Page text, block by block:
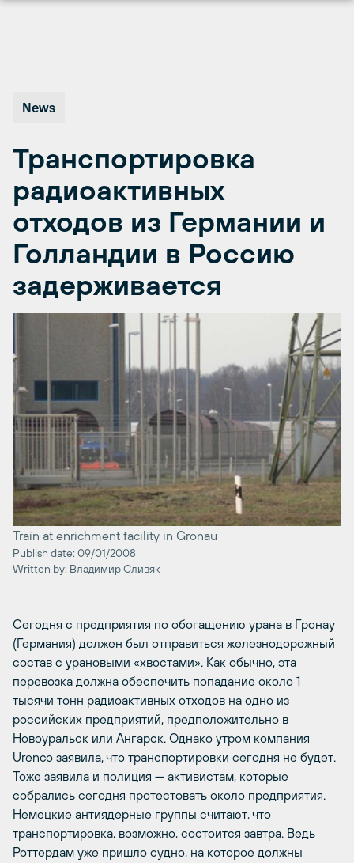
News
Транспортировка
радиоактивных
отходов из Германии и
Голландии в Россию
задерживается
Train at enrichment facility in Gronau
Publish date: 09/01/2008
Written by: Владимир Сливяк
Сегодня с предприятия по обогащению урана в Гронау
(Германия) должен был отправиться железнодорожный
состав с урановыми «хвостами». Как обычно, эта
перевозка должна обеспечить попадание около 1
тысячи тонн радиоактивных отходов на одно из
российских предприятий, предположительно в
Новоуральск или Ангарск. Однако утром компания
Urenco заявила, что транспортировки сегодня не будет.
Тоже заявила и полиция — активистам, которые
собрались сегодня протестовать около предприятия.
Немецкие антиядерные группы считают, что
транспортировка, возможно, состоится завтра. Ведь
Роттердам уже пришло судно, на которое должны